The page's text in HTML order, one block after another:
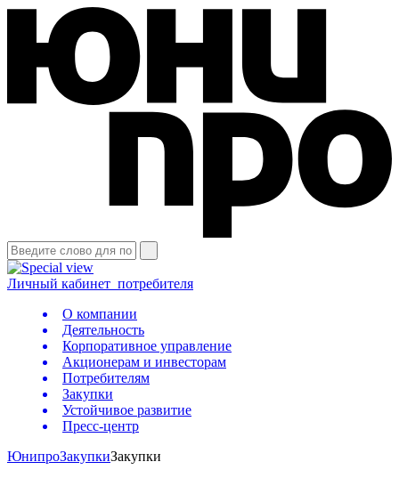
Личный кабинет потребителя
О компании
Деятельность
Корпоративное управление
Акционерам и инвесторам
Потребителям
Закупки
Устойчивое развитие
Пресс-центр
ЮнипроЗакупкиЗакупки